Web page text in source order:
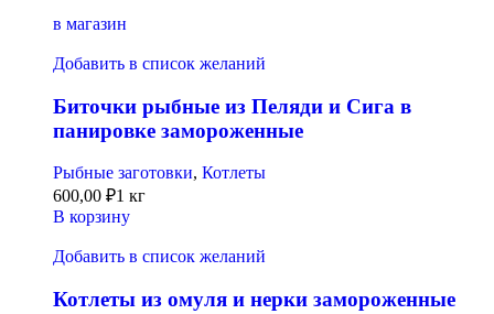
в магазин
Добавить в список желаний
Биточки рыбные из Пеляди и Сига в
панировке замороженные
Рыбные заготовки, Котлеты
600,00 ₽1 кг
В корзину
Добавить в список желаний
Котлеты из омуля и нерки замороженные